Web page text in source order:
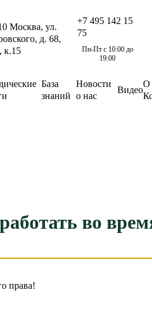
Москва, ул.
д. 68,
к.15
+7 495 142 15
75
Пн-Пт с 10:00 до
19:00
База
знаний
Новости
о нас
Видео
О
во
права!